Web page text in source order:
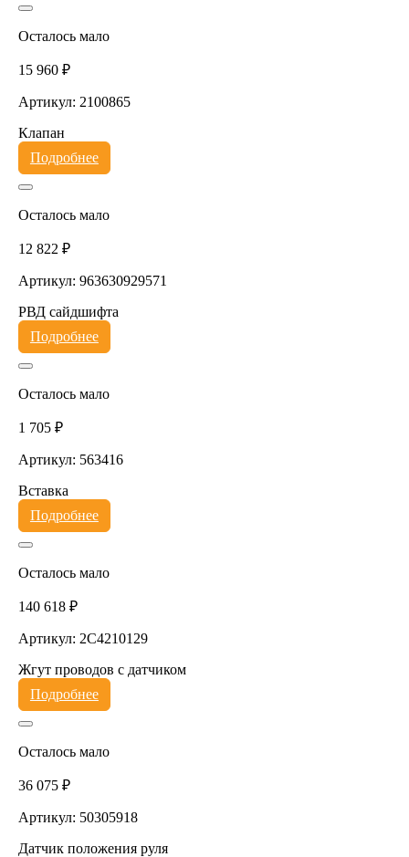
Осталось мало
15 960 ₽
Артикул: 2100865
Клапан
Подробнее
Осталось мало
12 822 ₽
Артикул: 963630929571
РВД сайдшифта
Подробнее
Осталось мало
1 705 ₽
Артикул: 563416
Вставка
Подробнее
Осталось мало
140 618 ₽
Артикул: 2C4210129
Жгут проводов с датчиком
Подробнее
Осталось мало
36 075 ₽
Артикул: 50305918
Датчик положения руля